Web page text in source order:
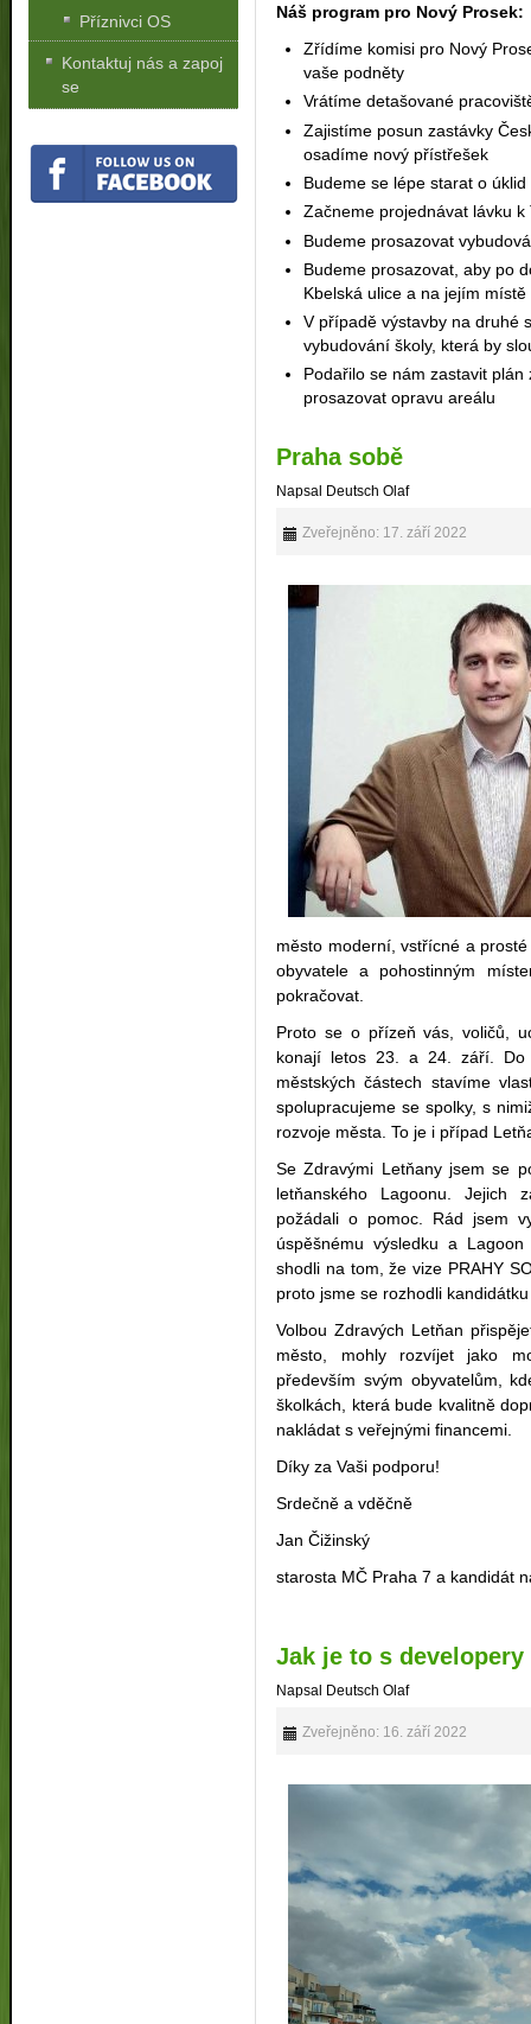
Náš program pro Nový Prosek:
Zřídíme komisi pro Nový
vaše podněty
Vrátíme detašované
Zajistíme posun zastávky
osadíme nový přístřešek
Budeme se lépe starat o
Začneme projednávat lávku k
Budeme prosazovat
Budeme prosazovat, aby po
Kbelská ulice a na jejím
V případě výstavby na druhé
vybudování školy, která by
Podařilo se nám zastavit
prosazovat opravu areálu
Praha sobě
Napsal Deutsch Olaf
Zveřejněno: 17. září 2022
město moderní, vstřícné a
obyvatele a pohostinným
pokračovat.
Proto se o přízeň vás, voličů,
konají letos 23. a 24. září. Do
městských částech stavíme
spolupracujeme se spolky, s
rozvoje města. To je i případ
Se Zdravými Letňany jsem se
letňanského Lagoonu. Jejich
požádali o pomoc. Rád jsem
úspěšnému výsledku a
shodli na tom, že vize PRAHY
proto jsme se rozhodli
Volbou Zdravých Letňan
město, mohly rozvíjet jako
především svým obyvatelům,
školkách, která bude kvalitně
nakládat s veřejnými financemi.
Díky za Vaši podporu!
Srdečně a vděčně
Jan Čižinský
starosta MČ Praha 7 a kandidát
Jak je to s developery
Napsal Deutsch Olaf
Zveřejněno: 16. září 2022
Příznivci OS
Kontaktuj nás a zapoj
se